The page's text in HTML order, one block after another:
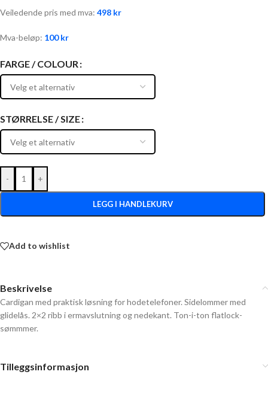
Veiledende pris med mva: 498 kr
Mva-beløp: 100kr
FARGE / COLOUR
STØRRELSE / SIZE
- +
LEGG I HANDLEKURV
Add to wishlist
Beskrivelse
Cardigan med praktisk løsning for hodetelefoner. Sidelommer med
glidelås. 2×2 ribb i ermavslutning og nedekant. Ton-i-ton flatlock-
sømmmer.
Tilleggsinformasjon